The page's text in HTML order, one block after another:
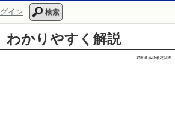
イン 検索
わかりやすく解説